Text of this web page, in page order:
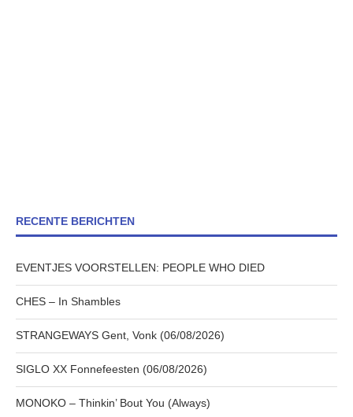
RECENTE BERICHTEN
EVENTJES VOORSTELLEN: PEOPLE WHO DIED
CHES – In Shambles
STRANGEWAYS Gent, Vonk (06/08/2026)
SIGLO XX Fonnefeesten (06/08/2026)
MONOKO – Thinkin’ Bout You (Always)